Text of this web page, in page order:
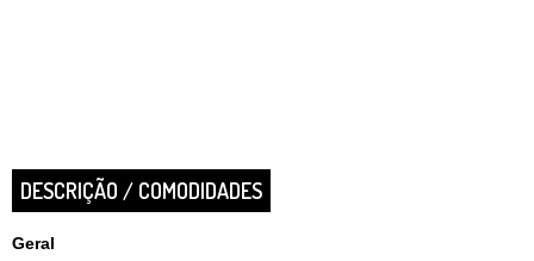
DESCRIÇÃO / COMODIDADES
Geral